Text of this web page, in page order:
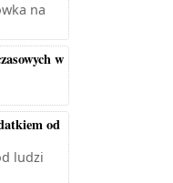
na
w
od
ludzi